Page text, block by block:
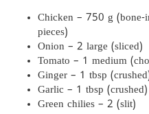
Chicken – 750 g (bone-
pieces)
Onion – 2 large (sliced)
Tomato – 1 medium
Ginger – 1 tbsp
Garlic – 1 tbsp (crushed)
Green chilies – 2 (slit)